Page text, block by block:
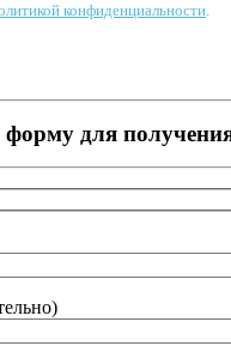
конфиденциальности.
форму для